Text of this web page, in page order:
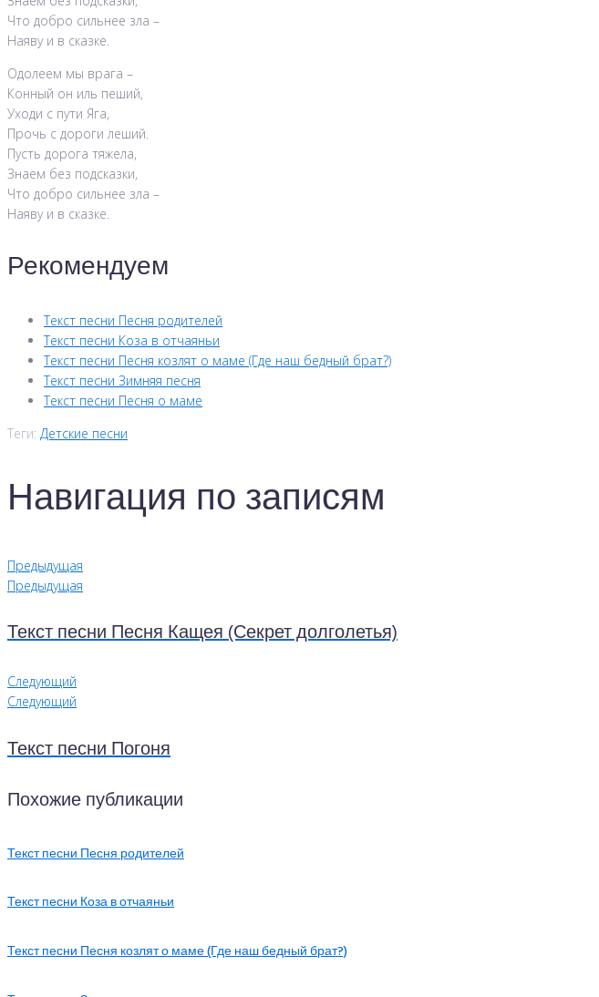
Что добро сильнее зла –
Наяву и в сказке.
Одолеем мы врага –
Конный он иль пеший,
Уходи с пути Яга,
Прочь с дороги леший.
Пусть дорога тяжела,
Знаем без подсказки,
Что добро сильнее зла –
Наяву и в сказке.
Рекомендуем
Текст песни Песня родителей
Текст песни Коза в отчаяньи
Текст песни Песня козлят о маме (Где наш бедный брат?)
Текст песни Зимняя песня
Текст песни Песня о маме
Теги: Детские песни
Навигация по записям
Предыдущая
Предыдущая
Текст песни Песня Кащея (Секрет долголетья)
Следующий
Следующий
Текст песни Погоня
Похожие публикации
Текст песни Песня родителей
Текст песни Коза в отчаяньи
Текст песни Песня козлят о маме (Где наш бедный брат?)